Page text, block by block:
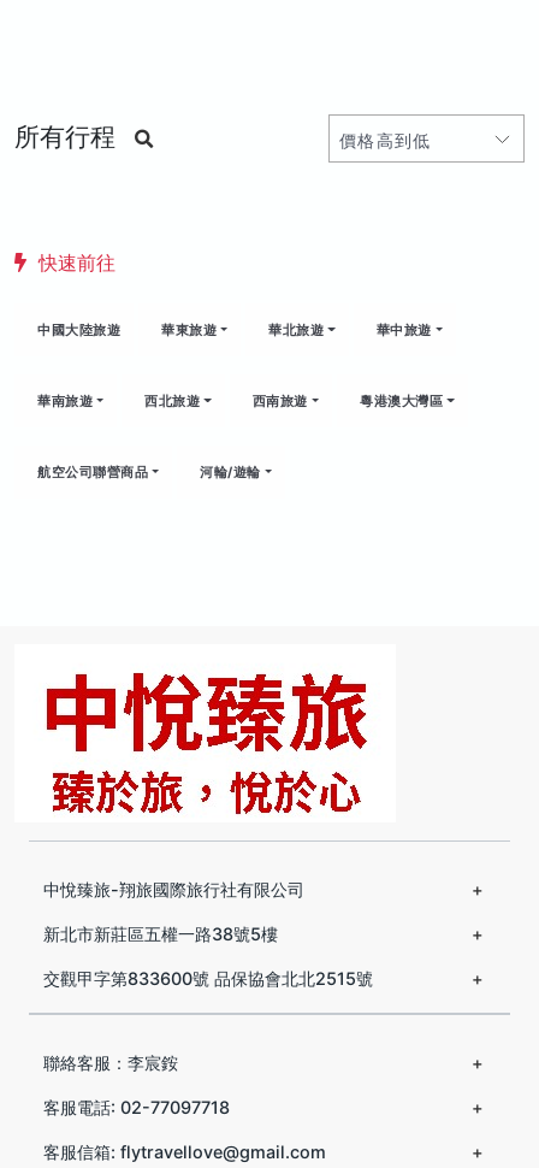
所有行程
快速前往
中國大陸旅遊 華東旅遊 華北旅遊 華中旅遊
華南旅遊 西北旅遊 西南旅遊 粵港澳大灣區
航空公司聯營商品 河輪/遊輪
中悅臻旅-翔旅國際旅行社有限公司
新北市新莊區五權一路38號5樓
交觀甲字第833600號 品保協會北北2515號
聯絡客服：李宸銨
客服電話: 02-77097718
客服信箱: flytravellove@gmail.com